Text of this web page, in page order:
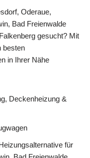
Oderaue,
Bad Freienwalde
gesucht? Mit
besten
in Ihrer Nähe
Deckenheizung &
für